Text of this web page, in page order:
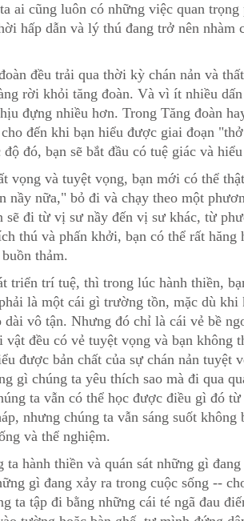
ai cũng luôn có những việc quan
hấp dẫn và lý thú đang trở nên
đều trải qua thời kỳ chán nản và
rời khỏi tăng đoàn. Và vì ít nhiều
đựng nhiều hơn. Trong Tăng đoàn
đến khi bạn hiểu được giai đoạn
đó, bạn sẽ bắt đầu có tuệ giác và
vọng và tuyệt vọng, bạn mới có thể
nầy nữa," bỏ đi và chạy theo một
sẽ đi từ vị sư nầy đến vị sư khác, từ
thú và phấn khởi, bạn có thể rất
thảm.
triển trí tuệ, thì trong lúc hành thiền,
là một cái gì trường tồn, mặc dù
dài vô tận. Nhưng đó chỉ là cái vẻ bề
đều có vẻ tuyệt vọng và bạn
được bản chất của sự chán nản tuyệt
gì chúng ta yêu thích sao mà đi qua
ta vẫn có thể học được điều gì đó
nhưng chúng ta vẫn sáng suốt
và thể nghiệm.
hành thiền và quán sát những gì
gì đang xảy ra trong cuộc sống --
ta tập đi bằng những cái té ngã đau